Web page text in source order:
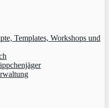
Templates, Workshops und